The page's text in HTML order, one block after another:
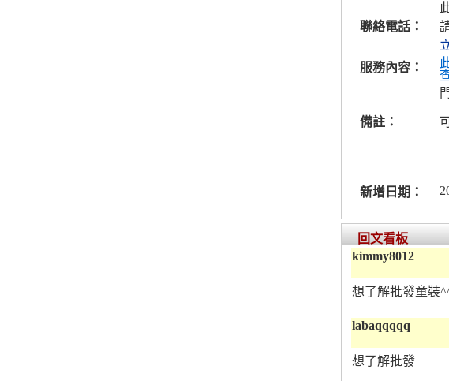
聯絡電話：
服務內容：
備註：
新增日期：
回文看板
kimmy8012
想了解批發童裝
labaqqqqq
想了解批發